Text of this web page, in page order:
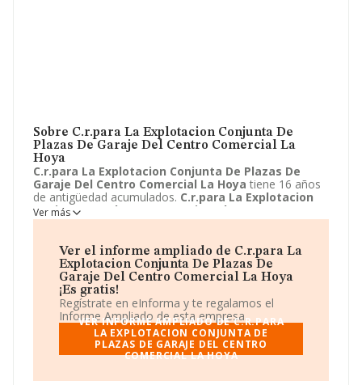
Sobre C.r.para La Explotacion Conjunta De
Plazas De Garaje Del Centro Comercial La
Hoya
C.r.para La Explotacion Conjunta De Plazas De
Garaje Del Centro Comercial La Hoya tiene 16 años
de antigüedad acumulados. C.r.para La Explotacion
Conjunta De Plazas De Garaje Del Centro
Comercial La Hoyase encuentra en Calle Quiroga, 1 -
Actividades auxiliares del transporte terrestre.C.r.para
La Explotacion Conjunta De Plazas De Garaje Del
Centro Comercial La Hoyaestá registrada como
Comunidad de bienes.
Ver más
Ver el informe ampliado de C.r.para La
Explotacion Conjunta De Plazas De
Garaje Del Centro Comercial La Hoya
¡Es gratis!
Regístrate en eInforma y te regalamos el
Informe Ampliado de esta empresa.
VER INFORME AMPLIADO DE C.R.PARA
LA EXPLOTACION CONJUNTA DE
PLAZAS DE GARAJE DEL CENTRO
COMERCIAL LA HOYA